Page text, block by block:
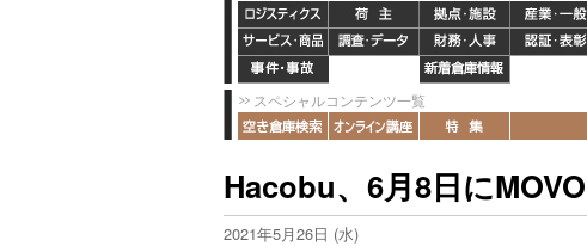
スペシャルコンテンツ一覧
Hacobu、6月8日に
2021年5月26日 (水)